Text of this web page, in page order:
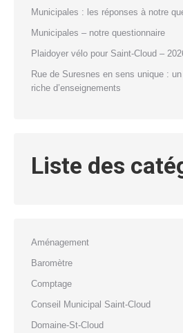
Municipales : les réponses à notre
Municipales – notre questionnaire
Plaidoyer vélo pour Saint-Cloud –
Rue de Suresnes en sens unique :
riche d’enseignements
Liste des
Aménagement
Baromètre
Comptage
Conseil Municipal Saint-Cloud
Domaine-St-Cloud